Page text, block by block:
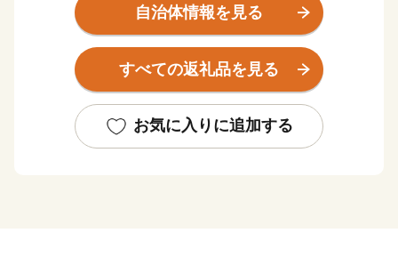
います。また周防灘にも面しているため漁業も盛んな町
近年では、市内を通る東九州自動車道、国道201号バイ
パスが開通し一層インフラの整備が進み、京築地区の中
自治体情報を見る
すべての返礼品を見る
お気に入りに追加する